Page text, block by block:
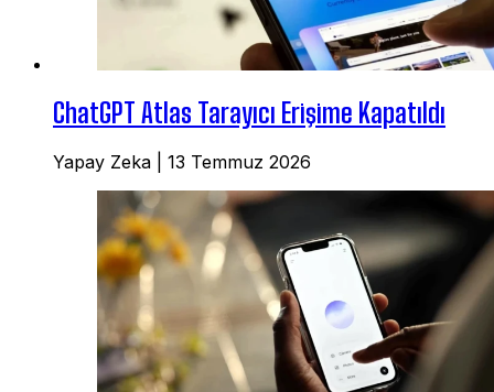
ChatGPT Atlas Tarayıcı Erişime Kapatıldı
Yapay Zeka 13 Temmuz 2026